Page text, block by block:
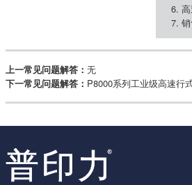
上一常见问题解答： 无
下一常见问题解答： P8000系列工业级高速行